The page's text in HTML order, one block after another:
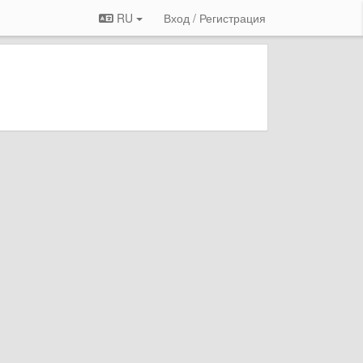
RU Вход / Регистрация